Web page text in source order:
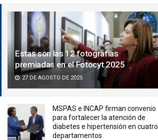
Estas son las 12 fotografías
premiadas en el Fotocyt 2025
27 DE AGOSTO DE 2025
MSPAS e INCAP firman convenio
para fortalecer la atención de
diabetes e hipertensión en cuatro
departamentos